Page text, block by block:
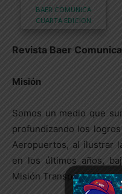
CUARTA
EDICION"/>
BAER COMUNICA
CUARTA EDICION
Revista Baer Comunica
Misión
Somos un medio que
profundizando los
Aeropuertos, al ilustrar
en los últimos años,
Misión Transporte